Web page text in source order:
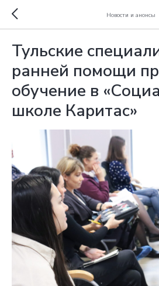
Новости и анонсы
Тульские
ранней помощи
обучение в
школе Каритас»